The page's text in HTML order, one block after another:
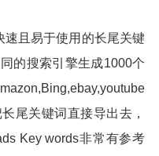
速且易于使用的长尾关键
的搜索引擎生成1000个
尾关键词直接导出去，
Key words非常有参考